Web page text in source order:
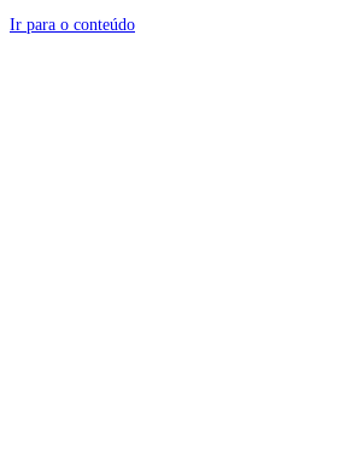
Ir para o conteúdo